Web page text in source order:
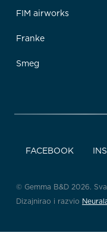
FIM airworks
Franke
Smeg
FACEBOOK
© Gemma B&D 2026.
Dizajnirao i razvio